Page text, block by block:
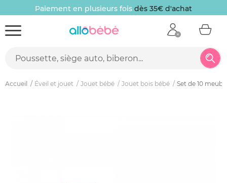
Paiement en plusieurs fois dès 35€ d'achat
Accueil Éveil et jouet Jouet bébé Jouet bois bébé Set de 10